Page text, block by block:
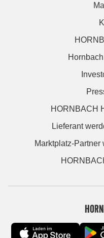
HORNBACH
Lieferant
Marktplatz-